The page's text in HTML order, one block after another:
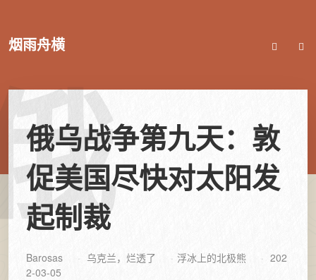
烟雨舟横
俄乌战争第九天：敦
促美国尽快对太阳发
起制裁
Barosas 乌克兰，烂透了 浮冰上的北极熊
202
2-03-05